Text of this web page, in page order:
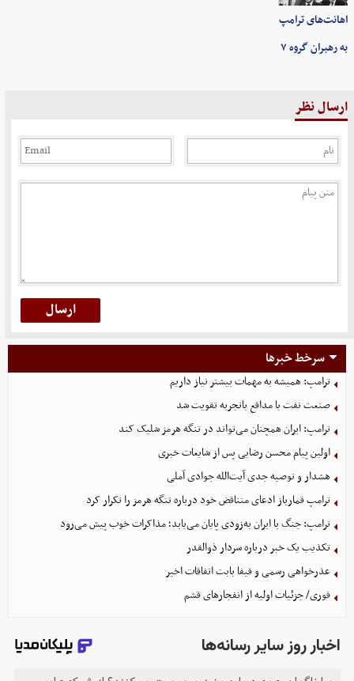
اهانت‌های ترامپ
به رهبران گروه ۷
ارسال نظر
سرخط خبرها
ترامپ: همیشه به مهمات بیشتر نیاز داریم
صنعت نفت با مدافع باتجربه تقویت شد
ترامپ: ایران همچنان می‌تواند در تنگه هرمز شلیک کند
اولین پیام محسن رضایی پس از شایعات خبری
هشدار و توصیه جدی آیت‌الله جوادی آملی
ترامپ قمارباز ادعای متناقض خود درباره تنگه هرمز را تکرار کرد
ترامپ: جنگ با ایران به‌زودی پایان می‌یابد؛ مذاکرات خوب پیش می‌رود
تکذیب یک خبر درباره سردار ذوالقدر
عذرخواهی رسمی و فیفا بابت اتفاقات اخیر
فوری/ جزئیات اولیه از انفجارهای قشم